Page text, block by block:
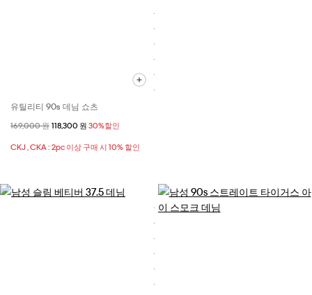
유틸리티 90s 데님 쇼츠
할인 전 가격
169,000 원 할인된 가격
118,300 원 30%할인
CKJ , CKA : 2pc 이상 구매 시 10% 할인